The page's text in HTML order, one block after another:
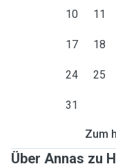
10 11
17 18
24 25
31
Zum
Über Annas zu